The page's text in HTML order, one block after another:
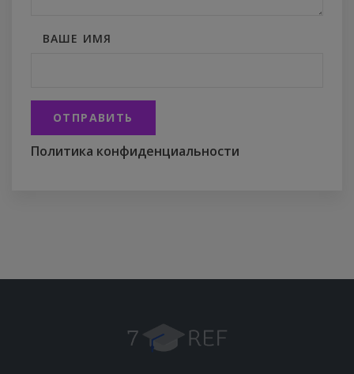
ВАШЕ ИМЯ
ОТПРАВИТЬ
Политика конфиденциальности